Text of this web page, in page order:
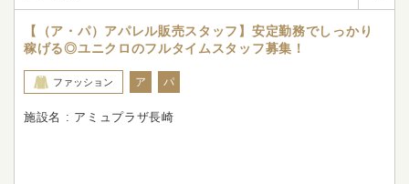
【（ア・パ）アパレル販売スタッフ】安定勤務でしっかり
稼げる◎ユニクロのフルタイムスタッフ募集！
ファッション ア パ
施設名 : アミュプラザ長崎